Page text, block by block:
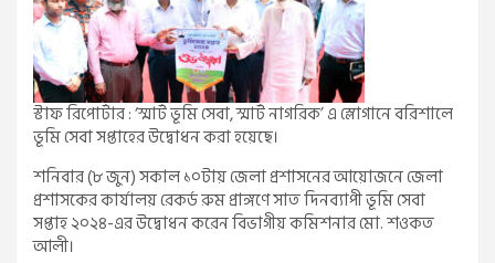
স্টাফ রিপোর্টার : ‘স্মার্ট ভূমি সেবা, স্মার্ট নাগরিক’ এ স্লোগানে বরিশালে
ভূমি সেবা সপ্তাহের উদ্বোধন করা হয়েছে।
শনিবার (৮ জুন) সকাল ১০টায় জেলা প্রশাসনের আয়োজনে জেলা
প্রশাসকের কার্যালয় রেকর্ড রুম প্রাঙ্গণে সাত দিনব্যাপী ভূমি সেবা
সপ্তাহ ২০২৪-এর উদ্বোধন করেন বিভাগীয় কমিশনার মো. শওকত
আলী।